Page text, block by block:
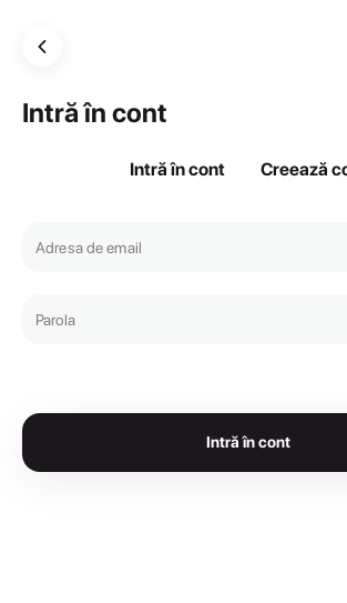
Intră în cont
Intră în cont Creează
Intră în cont